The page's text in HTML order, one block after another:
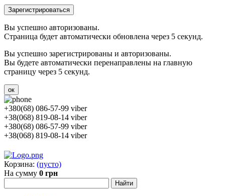
Зарегистрироваться
Вы успешно авторизованы.
Страница будет автоматически обновлена через 5 секунд.
Вы успешно зарегистрированы и авторизованы.
Вы будете автоматически перенаправлены на главную
страницу через 5 секунд.
ок
+380(68) 086-57-99 viber
+38(068) 819-08-14 viber
+380(68) 086-57-99 viber
+38(068) 819-08-14 viber
Корзина: (пусто)
На сумму 0 грн